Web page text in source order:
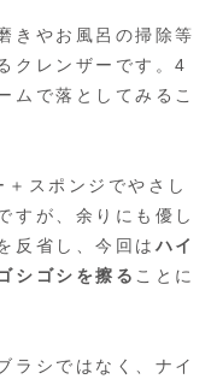
きやお風呂の掃除等
クレンザーです。4
ムで落としてみるこ
スポンジでやさし
すが、余りにも優し
反省し、今回は ハイ
シゴシを擦る ことに
ラシではなく、ナイ